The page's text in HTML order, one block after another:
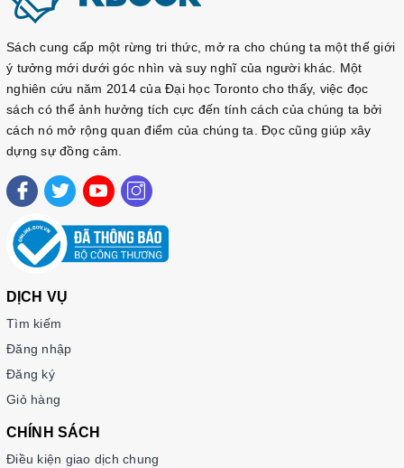
Sách cung cấp một rừng tri thức, mở ra cho chúng ta một thế giới
ý tưởng mới dưới góc nhìn và suy nghĩ của người khác. Một
nghiên cứu năm 2014 của Đại học Toronto cho thấy, việc đọc
sách có thể ảnh hưởng tích cực đến tính cách của chúng ta bởi
cách nó mở rộng quan điểm của chúng ta. Đọc cũng giúp xây
dựng sự đồng cảm.
DỊCH VỤ
Tìm kiếm
Đăng nhập
Đăng ký
Giỏ hàng
CHÍNH SÁCH
Điều kiện giao dịch chung